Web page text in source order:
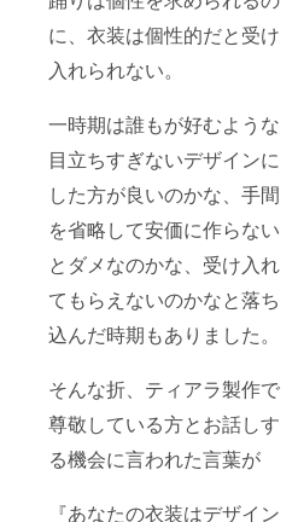
に、衣装は個性的だと受け
入れられない。
一時期は誰もが好むような
目立ちすぎないデザインに
した方が良いのかな、手間
を省略して安価に作らない
とダメなのかな、受け入れ
てもらえないのかなと落ち
込んだ時期もありました。
そんな折、ティアラ製作で
尊敬している方とお話しす
る機会に言われた言葉が
『あなたの衣装はデザイン